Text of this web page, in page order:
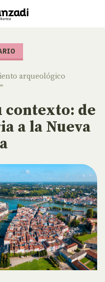
arqueológico
contexto: de
a la Nueva